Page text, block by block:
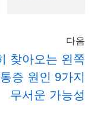
다음
찾아오는 왼쪽
증 원인 9가지
무서운 가능성